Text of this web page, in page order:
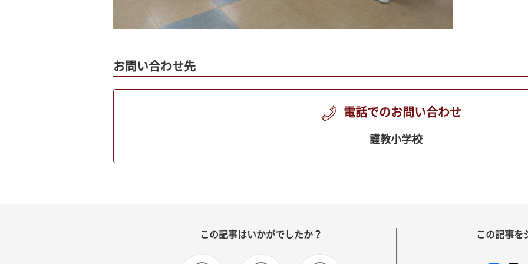
お問い合わせ先
電話でのお問い合わせ
謹教小学校
この記事はいかがでしたか？ この記事を